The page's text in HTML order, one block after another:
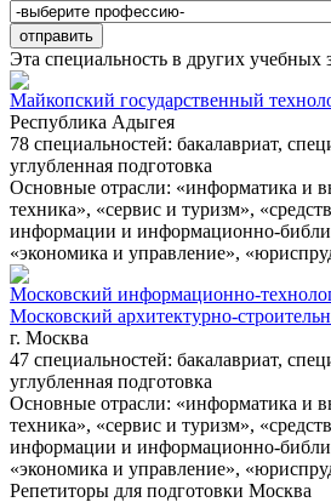
Эта специальность в других учебных
Майкопский государственный
Республика Адыгея
78 специальностей: бакалавриат,
углубленная подготовка
Основные отрасли: «информатика и
техника», «сервис и туризм»,
информации и информационно-
«экономика и управление»,
Московский информационно-
Московский архитектурно-
г. Москва
47 специальностей: бакалавриат,
углубленная подготовка
Основные отрасли: «информатика и
техника», «сервис и туризм»,
информации и информационно-
«экономика и управление»,
Репетиторы для подготовки Москва